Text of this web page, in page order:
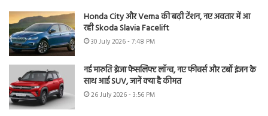
Honda City और Verna की बढ़ी टेंशन, नए अवतार में आ
रही Skoda Slavia Facelift
30 July 2026 - 7:48 PM
नई मारुति ब्रेजा फेसलिफ्ट लॉन्च, नए फीचर्स और टर्बो इंजन के
साथ आई SUV, जानें क्या है कीमत
26 July 2026 - 3:56 PM